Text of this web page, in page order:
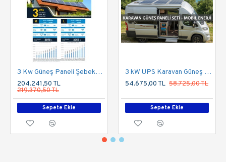
3 Kw Güneş Paneli Şebeke Bağlantılı Çatı Uygulaması
204.241,50 TL
219.370,50 TL
Sepete Ekle
3 kW UPS Karavan Güneş Enerji Sistemi Paketi (855Wp Panel & 300Ah Depolama)
54.675,00 TL 58.725,00 TL
Sepete Ekle